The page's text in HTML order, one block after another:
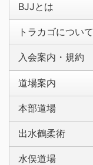
BJJとは
トラカゴについて
入会案内・規約
道場案内
本部道場
出水鶴柔術
水俣道場